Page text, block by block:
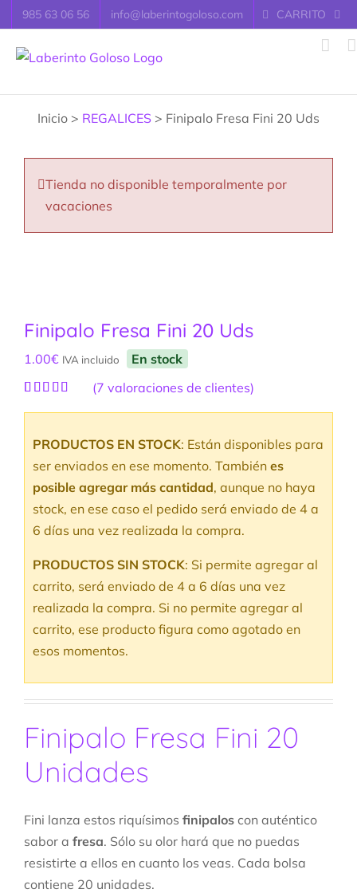
Saltar
al
contenido
985 63 06 56 info@laberintogoloso.com CARRITO
Inicio > REGALICES > Finipalo Fresa Fini 20 Uds
Tienda no disponible temporalmente por
vacaciones
Finipalo Fresa Fini 20 Uds
1.00€ IVA incluido En stock
valoraciones
(7 valoraciones de clientes)
PRODUCTOS EN STOCK: Están disponibles para
ser enviados en ese momento. También es
posible agregar más cantidad, aunque no haya
stock, en ese caso el pedido será enviado de 4 a
6 días una vez realizada la compra.
PRODUCTOS SIN STOCK: Si permite agregar al
carrito, será enviado de 4 a 6 días una vez
realizada la compra. Si no permite agregar al
carrito, ese producto figura como agotado en
esos momentos.
Finipalo Fresa Fini 20
Unidades
Fini lanza estos riquísimos finipalos con auténtico
sabor a fresa. Sólo su olor hará que no puedas
resistirte a ellos en cuanto los veas. Cada bolsa
contiene 20 unidades.